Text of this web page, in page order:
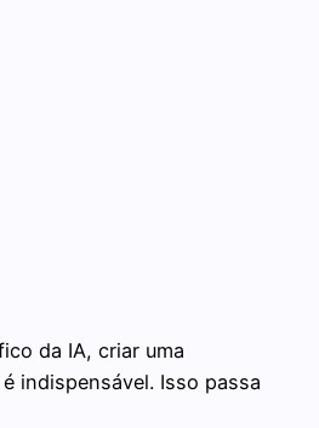
da IA, criar uma
indispensável. Isso passa